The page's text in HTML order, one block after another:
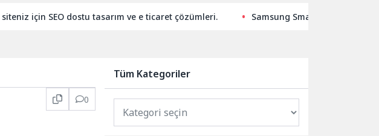
siteniz için SEO dostu tasarım ve e ticaret çözümleri. Samsung SmartThings ile
0
Tüm Kategoriler